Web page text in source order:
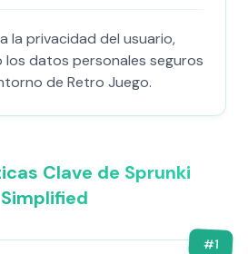
la privacidad del usuario,
los datos personales seguros
de Retro Juego.
Clave de Sprunki
Simplified
#1